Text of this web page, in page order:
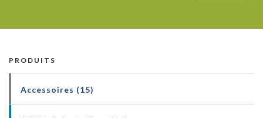
PRODUITS
Accessoires (15)